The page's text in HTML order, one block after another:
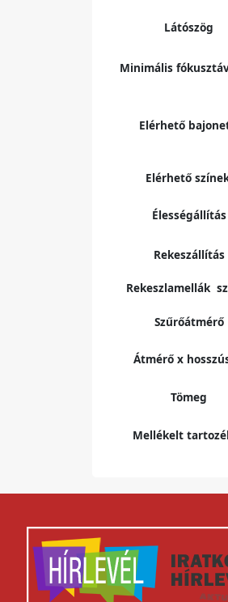
Látószög
Minimális
Elérhető
Elérhető
Élességállítás
Rekeszállítás
Rekeszlamellák
Szűrőátmérő
Átmérő x
Tömeg
Mellékelt